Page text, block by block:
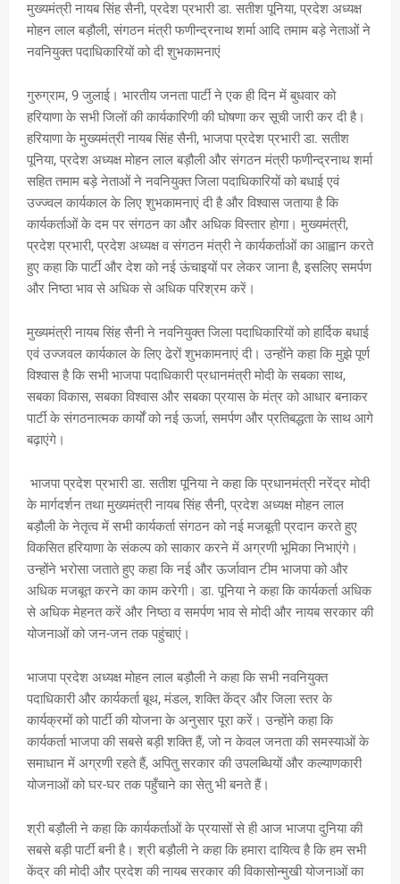
मुख्यमंत्री नायब सिंह सैनी, प्रदेश प्रभारी डा. सतीश पूनिया, प्रदेश अध्यक्ष
मोहन लाल बड़ौली, संगठन मंत्री फणीन्द्रनाथ शर्मा आदि तमाम बड़े नेताओं ने
नवनियुक्त पदाधिकारियों को दी शुभकामनाएं
गुरुग्राम, 9 जुलाई। भारतीय जनता पार्टी ने एक ही दिन में बुधवार को
हरियाणा के सभी जिलों की कार्यकारिणी की घोषणा कर सूची जारी कर दी है।
हरियाणा के मुख्यमंत्री नायब सिंह सैनी, भाजपा प्रदेश प्रभारी डा. सतीश
पूनिया, प्रदेश अध्यक्ष मोहन लाल बड़ौली और संगठन मंत्री फणीन्द्रनाथ शर्मा
सहित तमाम बड़े नेताओं ने नवनियुक्त जिला पदाधिकारियों को बधाई एवं
उज्ज्वल कार्यकाल के लिए शुभकामनाएं दी है और विश्वास जताया है कि
कार्यकर्ताओं के दम पर संगठन का और अधिक विस्तार होगा। मुख्यमंत्री,
प्रदेश प्रभारी, प्रदेश अध्यक्ष व संगठन मंत्री ने कार्यकर्ताओं का आह्वान करते
हुए कहा कि पार्टी और देश को नई ऊंचाइयों पर लेकर जाना है, इसलिए समर्पण
और निष्ठा भाव से अधिक से अधिक परिश्रम करें।
मुख्यमंत्री नायब सिंह सैनी ने नवनियुक्त जिला पदाधिकारियों को हार्दिक बधाई
एवं उज्जवल कार्यकाल के लिए ढेरों शुभकामनाएं दी। उन्होंने कहा कि मुझे पूर्ण
विश्वास है कि सभी भाजपा पदाधिकारी प्रधानमंत्री मोदी के सबका साथ,
सबका विकास, सबका विश्वास और सबका प्रयास के मंत्र को आधार बनाकर
पार्टी के संगठनात्मक कार्यों को नई ऊर्जा, समर्पण और प्रतिबद्धता के साथ आगे
बढ़ाएंगे।
भाजपा प्रदेश प्रभारी डा. सतीश पूनिया ने कहा कि प्रधानमंत्री नरेंद्र मोदी
के मार्गदर्शन तथा मुख्यमंत्री नायब सिंह सैनी, प्रदेश अध्यक्ष मोहन लाल
बड़ौली के नेतृत्व में सभी कार्यकर्ता संगठन को नई मजबूती प्रदान करते हुए
विकसित हरियाणा के संकल्प को साकार करने में अग्रणी भूमिका निभाएंगे।
उन्होंने भरोसा जताते हुए कहा कि नई और ऊर्जावान टीम भाजपा को और
अधिक मजबूत करने का काम करेगी। डा. पूनिया ने कहा कि कार्यकर्ता अधिक
से अधिक मेहनत करें और निष्ठा व समर्पण भाव से मोदी और नायब सरकार की
योजनाओं को जन-जन तक पहुंचाएं।
भाजपा प्रदेश अध्यक्ष मोहन लाल बड़ौली ने कहा कि सभी नवनियुक्त
पदाधिकारी और कार्यकर्ता बूथ, मंडल, शक्ति केंद्र और जिला स्तर के
कार्यक्रमों को पार्टी की योजना के अनुसार पूरा करें। उन्होंने कहा कि
कार्यकर्ता भाजपा की सबसे बड़ी शक्ति हैं, जो न केवल जनता की समस्याओं के
समाधान में अग्रणी रहते हैं, अपितु सरकार की उपलब्धियों और कल्याणकारी
योजनाओं को घर-घर तक पहुँचाने का सेतु भी बनते हैं।
श्री बड़ौली ने कहा कि कार्यकर्ताओं के प्रयासों से ही आज भाजपा दुनिया की
सबसे बड़ी पार्टी बनी है। श्री बड़ौली ने कहा कि हमारा दायित्व है कि हम सभी
केंद्र की मोदी और प्रदेश की नायब सरकार की विकासोन्मुखी योजनाओं का